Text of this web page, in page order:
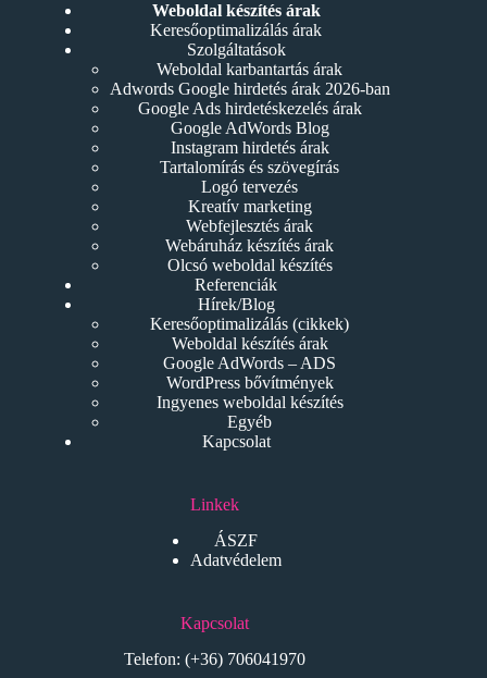
Weboldal készítés árak
Keresőoptimalizálás árak
Szolgáltatások
Weboldal karbantartás árak
Adwords Google hirdetés árak 2026-ban
Google Ads hirdetéskezelés árak
Google AdWords Blog
Instagram hirdetés árak
Tartalomírás és szövegírás
Logó tervezés
Kreatív marketing
Webfejlesztés árak
Webáruház készítés árak
Olcsó weboldal készítés
Referenciák
Hírek/Blog
Keresőoptimalizálás (cikkek)
Weboldal készítés árak
Google AdWords – ADS
WordPress bővítmények
Ingyenes weboldal készítés
Egyéb
Kapcsolat
Linkek
ÁSZF
Adatvédelem
Kapcsolat
Telefon: (+36) 706041970